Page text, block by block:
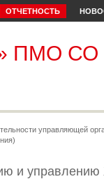
ПМО СО
ОТЧЕТНОСТЬ
управляющей
и